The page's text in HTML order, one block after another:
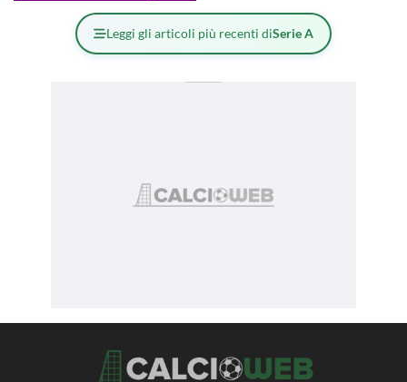
Leggi gli articoli più recenti diSerie A